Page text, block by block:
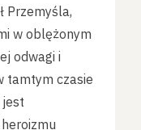
Przemyśla,
w oblężonym
odwagi i
tamtym czasie
jest